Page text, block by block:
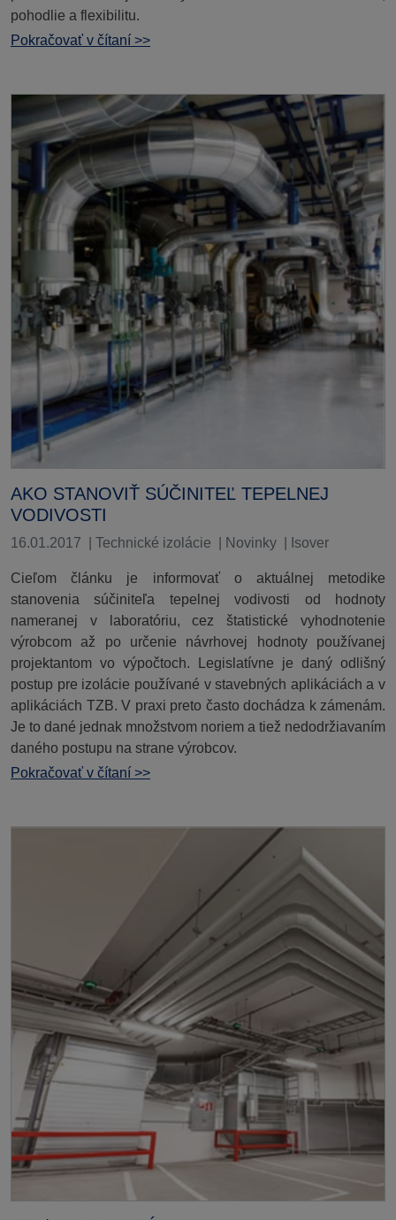
pohodlie a flexibilitu.
Pokračovať v čítaní >>
AKO STANOVIŤ SÚČINITEĽ TEPELNEJ
VODIVOSTI
16.01.2017 Technické izolácie Novinky Isover
Cieľom článku je informovať o aktuálnej metodike
stanovenia súčiniteľa tepelnej vodivosti od hodnoty
nameranej v laboratóriu, cez štatistické vyhodnotenie
výrobcom až po určenie návrhovej hodnoty používanej
projektantom vo výpočtoch. Legislatívne je daný odlišný
postup pre izolácie používané v stavebných aplikáciách a v
aplikáciách TZB. V praxi preto často dochádza k zámenám.
Je to dané jednak množstvom noriem a tiež nedodržiavaním
daného postupu na strane výrobcov.
Pokračovať v čítaní >>